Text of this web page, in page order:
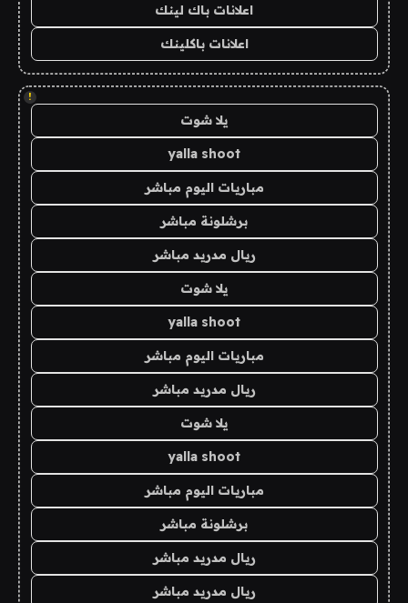
اعلانات باك لينك
اعلانات باكلينك
!
يلا شوت
yalla shoot
مباريات اليوم مباشر
برشلونة مباشر
ريال مدريد مباشر
يلا شوت
yalla shoot
مباريات اليوم مباشر
ريال مدريد مباشر
يلا شوت
yalla shoot
مباريات اليوم مباشر
برشلونة مباشر
ريال مدريد مباشر
ريال مدريد مباشر